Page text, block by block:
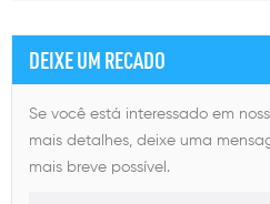
DEIXE UM RECADO
Se você está interessado em
mais detalhes, deixe uma
mais breve possível.